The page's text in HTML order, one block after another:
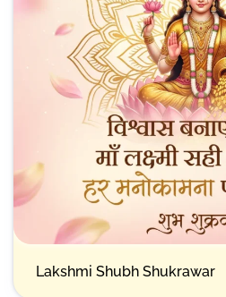
Lakshmi Shubh Shukrawar